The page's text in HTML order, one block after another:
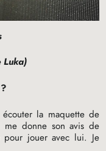
Luka)
?
la maquette de
me donne son avis de
pour jouer avec lui. Je